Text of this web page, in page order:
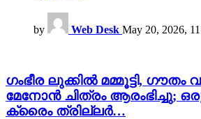
by Web Desk May 20, 2026,
ഗംഭീര ലുക്കിൽ മമ്മൂട്ടി,
മേനോൻ ചിത്രം ആരംഭിച്ചു;
ക്രൈം ത്രില്ലർ…